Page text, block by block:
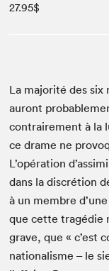
27.95$
La majorité des
auront
con­traire­ment à la
ce drame ne
L’opération
dans la dis­cré­tion
à un mem­bre
que cette tragédie
grave, que « c’est
nation­al­isme – le